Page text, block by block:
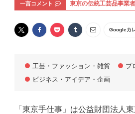
一言コメント 東京の伝統工芸品事業
Googleカ
工芸・ファッション・雑貨
プ
ビジネス・アイデア・企画
「東京手仕事」は公益財団法人